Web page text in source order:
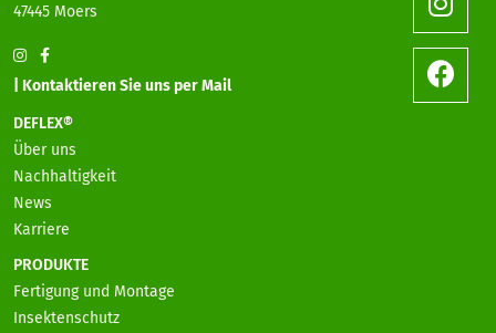
47445 Moers
| Kontaktieren Sie uns per Mail
DEFLEX®
Über uns
Nachhaltigkeit
News
Karriere
PRODUKTE
Fertigung und Montage
Insektenschutz